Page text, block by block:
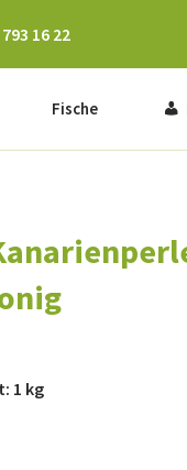
16 22
Fische
1 kg